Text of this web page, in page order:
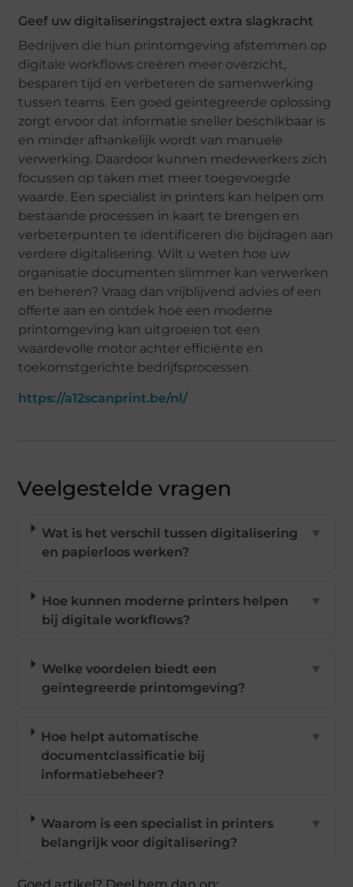
Geef uw digitaliseringstraject extra slagkracht
Bedrijven die hun printomgeving afstemmen op
digitale workflows creëren meer overzicht,
besparen tijd en verbeteren de samenwerking
tussen teams. Een goed geïntegreerde oplossing
zorgt ervoor dat informatie sneller beschikbaar is
en minder afhankelijk wordt van manuele
verwerking. Daardoor kunnen medewerkers zich
focussen op taken met meer toegevoegde
waarde. Een specialist in printers kan helpen om
bestaande processen in kaart te brengen en
verbeterpunten te identificeren die bijdragen aan
verdere digitalisering. Wilt u weten hoe uw
organisatie documenten slimmer kan verwerken
en beheren? Vraag dan vrijblijvend advies of een
offerte aan en ontdek hoe een moderne
printomgeving kan uitgroeien tot een
waardevolle motor achter efficiënte en
toekomstgerichte bedrijfsprocessen.
https://a12scanprint.be/nl/
Veelgestelde vragen
Wat is het verschil tussen digitalisering
en papierloos werken?
▼
Hoe kunnen moderne printers helpen
bij digitale workflows?
▼
Welke voordelen biedt een
geïntegreerde printomgeving?
▼
Hoe helpt automatische
documentclassificatie bij
informatiebeheer?
▼
Waarom is een specialist in printers
belangrijk voor digitalisering?
▼